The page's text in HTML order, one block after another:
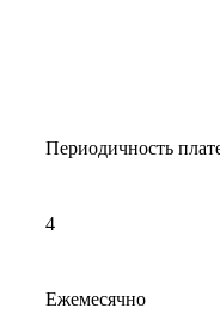
Периодичность
4
Ежемесячно